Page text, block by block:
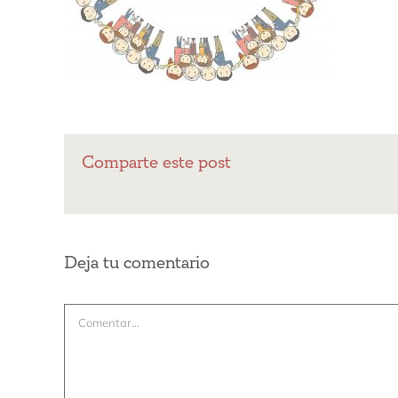
Comparte este post
Deja tu comentario